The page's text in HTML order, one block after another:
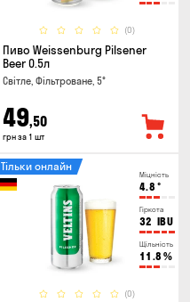
(0)
Пиво Weissenburg Pilsener
Beer 0.5л
Світле, Фільтроване, 5°
49,50
грн за 1 шт
Міцність
4.8 °
Гіркота
32 IBU
Щільність
11.8 %
(0)
Тільки онлайн